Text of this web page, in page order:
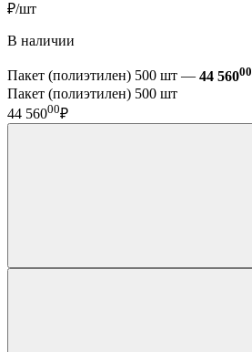
₽/шт
В наличии
Пакет (полиэтилен) 500 шт — 44 56000
Пакет (полиэтилен) 500 шт
44 56000₽